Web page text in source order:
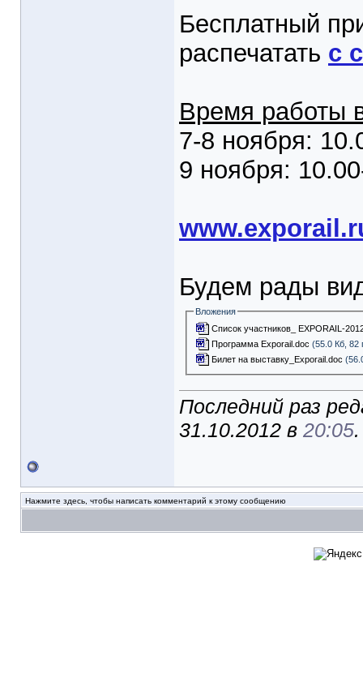
Бесплатный
распечатать с
Время работы
7-8 ноября:
9 ноября:
Будем рады
Вложения
Список участников_ EXPORAIL-
Программа Exporail.doc (55.0 Кб, 82
Билет на выставку_Exporail.doc
Последний раз
31.10.2012 в 20:05.
Нажмите здесь, чтобы написать комментарий к этому сообщению